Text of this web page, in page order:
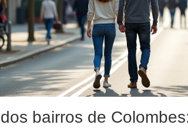
bairros de